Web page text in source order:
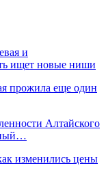
и
ищет новые ниши
прожила еще один
Алтайского
изменились цены